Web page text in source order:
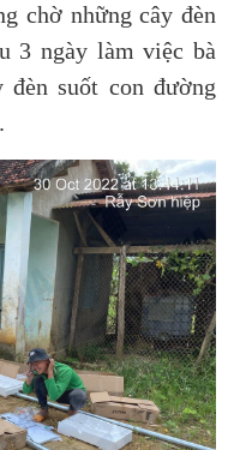
chờ những cây đèn
3 ngày làm việc bà
suốt con đường